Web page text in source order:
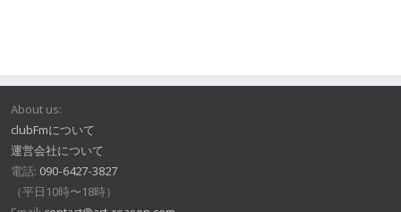
About us:
clubFmについて
運営会社について
電話: 090-6427-3827
（平日10時〜18時）